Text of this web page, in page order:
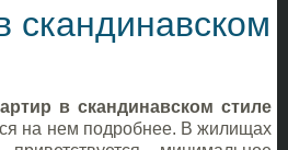
скандинавском
в скандинавском стиле
на нем подробнее. В жилищах